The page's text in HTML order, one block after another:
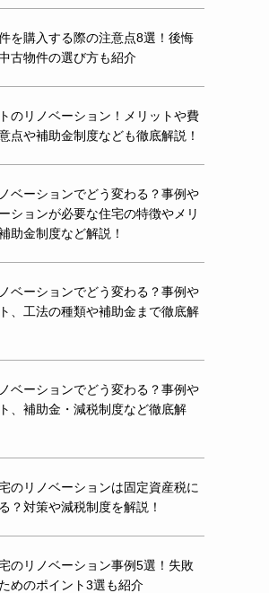
を購入する際の注意点8選！後悔
古物件の選び方も紹介
のリノベーション！メリットや費
点や補助金制度なども徹底解説！
ベーションでどう変わる？事例や
ションが必要な住宅の特徴やメリ
助金制度など解説！
ベーションでどう変わる？事例や
、工法の種類や補助金まで徹底解
ベーションでどう変わる？事例や
、補助金・減税制度など徹底解
のリノベーションは固定資産税に
？対策や減税制度を解説！
のリノベーション事例5選！失敗
めのポイント3選も紹介